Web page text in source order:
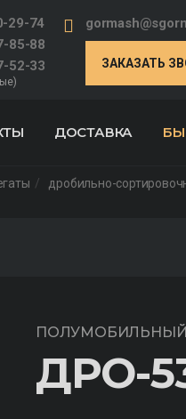
29-74
85-88
52-33
ЗАКАЗАТЬ
ДОСТАВКА
дробильно-
ПОЛУМОБИЛЬНЫЙ
ДРО-